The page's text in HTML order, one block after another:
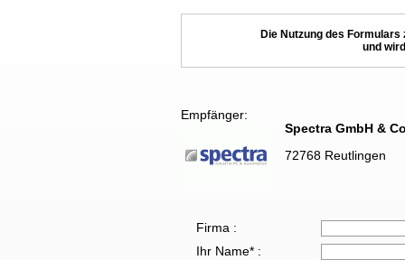
Die Nutzung des
und
Empfänger:
Spectra GmbH &
72768 Reutlingen
Firma :
Ihr Name* :